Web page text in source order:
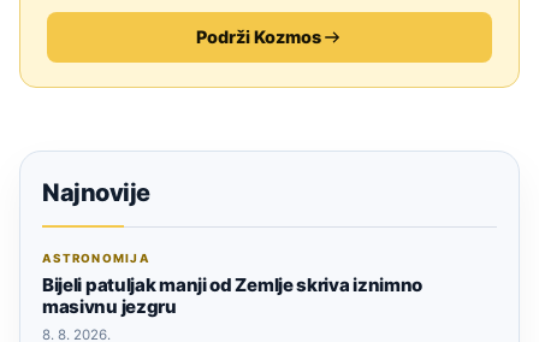
Podrži Kozmos
Najnovije
ASTRONOMIJA
Bijeli patuljak manji od Zemlje skriva iznimno
masivnu jezgru
8. 8. 2026.